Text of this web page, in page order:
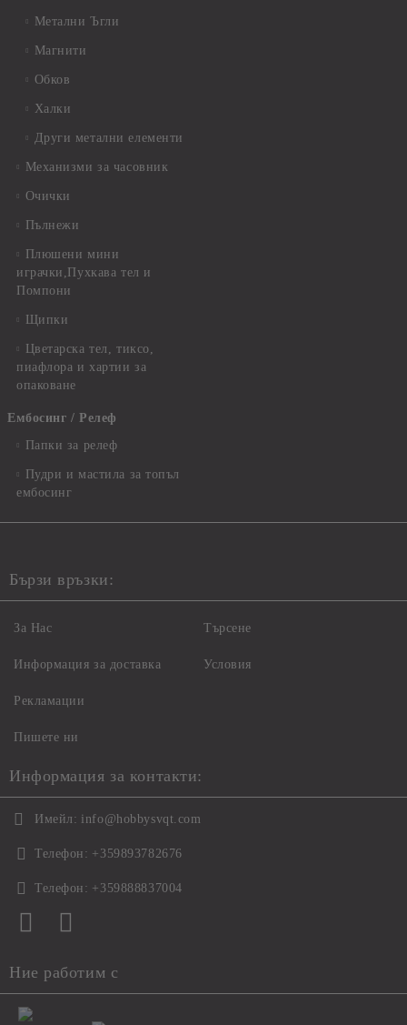
Метални Ъгли
Магнити
Обков
Халки
Други метални елементи
Механизми за часовник
Очички
Пълнежи
Плюшени мини
играчки,Пухкава тел и
Помпони
Щипки
Цветарска тел, тиксо,
пиафлора и хартии за
опаковане
Ембосинг / Релеф
Папки за релеф
Пудри и мастила за топъл
ембосинг
Бързи връзки:
За Нас
Информация за доставка
Рекламации
Пишете ни
Търсене
Условия
Информация за контакти:
Имейл: info@hobbysvqt.com
Телефон: +359893782676
Телефон: +359888837004
Ние работим с